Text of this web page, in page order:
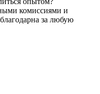
комиссиями и
за любую